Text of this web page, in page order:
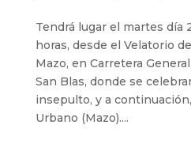
Tendrá lugar el martes día
horas, desde el Velatorio
Mazo, en Carretera
San Blas, donde se
insepulto, y a
Urbano (Mazo)....